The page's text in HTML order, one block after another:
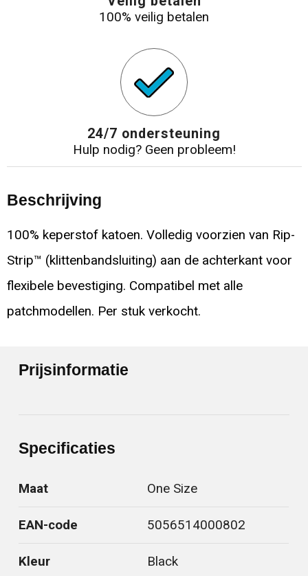
100% veilig betalen
24/7 ondersteuning
Hulp nodig? Geen probleem!
Beschrijving
100% keperstof katoen. Volledig voorzien van Rip-
Strip™ (klittenbandsluiting) aan de achterkant voor
flexibele bevestiging. Compatibel met alle
patchmodellen. Per stuk verkocht.
Prijsinformatie
Specificaties
Maat One Size
EAN-code 5056514000802
Kleur Black